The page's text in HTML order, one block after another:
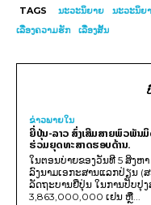
TAGS ນະວະນິຍາຍ ນະວະນິຍ
ເລື່ອງຄວາມຮັກ
ເລື່ອງສັ້ນ
ຂ່າວພາຍ​ໃນ
ຍີ່ປຸ່ນ-ລາວ ສົ່ງເສີມສາຍພົວພັນມິ
ຮ່ວມຍຸດທະສາດຮອບດ້ານ.
ໃນຕອນບ່າຍຂອງວັນທີ 5 ສິງຫ
ລົງນາມເອກະສານແລກປ່ຽນ (
ລັດຖະບານຍີ່ປຸ່ນ ໃນການປັບປຸ
3,863,000,000 ເຢນ ຫຼື...